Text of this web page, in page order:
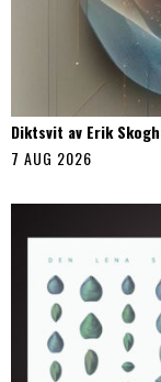
Diktsvit av Erik
7 AUG 2026